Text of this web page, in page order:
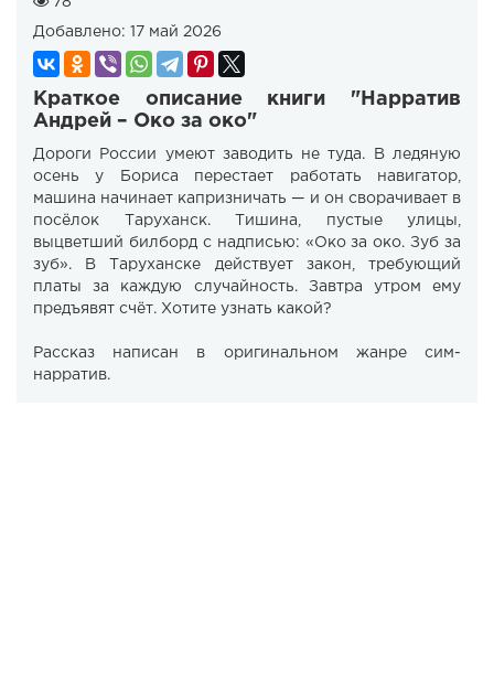
Добавлено: 17 май 2026
Краткое описание книги "Нарратив
Андрей – Око за око"
Дороги России умеют заводить не туда. В ледяную
осень у Бориса перестает работать навигатор,
машина начинает капризничать — и он сворачивает в
посёлок Таруханск. Тишина, пустые улицы,
выцветший билборд с надписью: «Око за око. Зуб за
зуб». В Таруханске действует закон, требующий
платы за каждую случайность. Завтра утром ему
предъявят счёт. Хотите узнать какой?
Рассказ написан в оригинальном жанре сим-
нарратив.